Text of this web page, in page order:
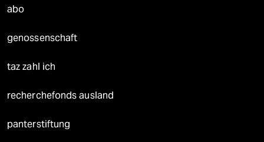
abo
genossenschaft
taz zahl ich
recherchefonds ausland
panterstiftung